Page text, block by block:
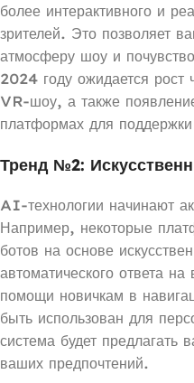
более интерактивного и
зрителей. Это позволяет
атмосферу шоу и
2024 году ожидается
VR-шоу, а также
платформах для поддержки
Тренд №2:
AI-технологии начинают
Например, некоторые
ботов на основе
автоматического ответа
помощи новичкам в
быть использован для
система будет
ваших предпочтений.